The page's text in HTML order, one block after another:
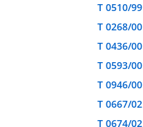
T 0510/99
T 0268/00
T 0436/00
T 0593/00
T 0946/00
T 0667/02
T 0674/02